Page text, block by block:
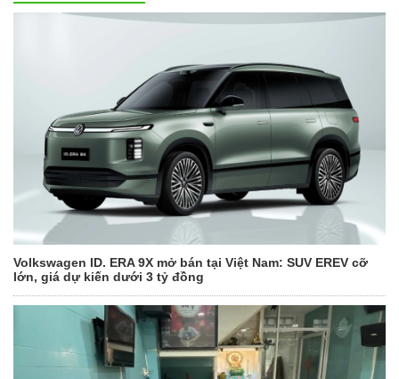
Volkswagen ID. ERA 9X mở bán tại Việt Nam: SUV EREV cỡ
lớn, giá dự kiến dưới 3 tỷ đồng